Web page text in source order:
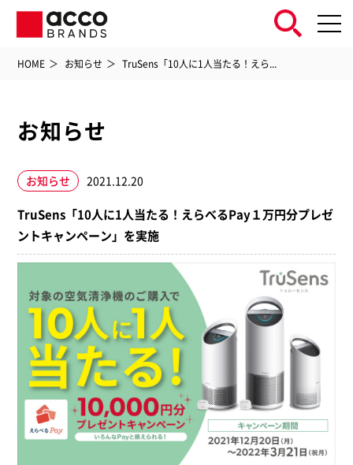
HOME お知らせ TruSens「10人に1人当たる！えら...
お知らせ
お知らせ 2021.12.20
TruSens「10人に1人当たる！えらべるPay１万円分プレゼ
ントキャンペーン」を実施